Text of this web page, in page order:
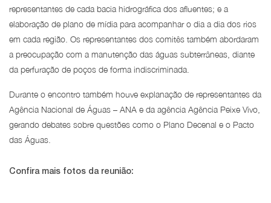
representantes de cada bacia hidrográfica dos afluentes; e a
elaboração de plano de mídia para acompanhar o dia a dia dos rios
em cada região. Os representantes dos comitês também abordaram
a preocupação com a manutenção das águas subterrâneas, diante
da perfuração de poços de forma indiscriminada.
Durante o encontro também houve explanação de representantes da
Agência Nacional de Águas – ANA e da agência Agência Peixe Vivo,
gerando debates sobre questões como o Plano Decenal e o Pacto
das Águas.
Confira mais fotos da reunião: